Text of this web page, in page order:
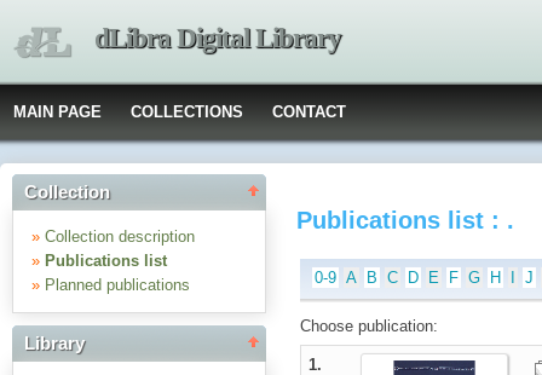
dLibra Digital Library
MAIN PAGE COLLECTIONS CONTACT
Collection
» Collection description
» Publications list
» Planned publications
Library
Publications list : .
0-9 A B C D E F G H J
Choose publication:
1.